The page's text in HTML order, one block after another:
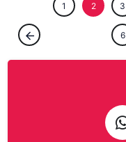
1 2 3
6